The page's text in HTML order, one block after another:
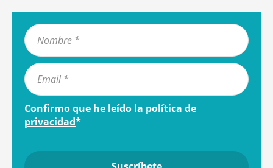
Confirmo que he leído la política de
privacidad*